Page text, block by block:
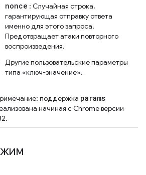
nonce : Случайная строка,
гарантирующая отправку ответа
именно для этого запроса.
Предотвращает атаки повторного
воспроизведения.
Другие пользовательские параметры
типа «ключ-значение».
поддержка params
начиная с Chrome версии